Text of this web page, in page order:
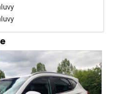
ze svahu